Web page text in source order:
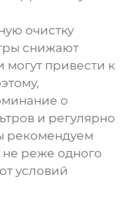
очистку
снижают
привести к
о
и регулярно
рекомендуем
не реже одного
условий